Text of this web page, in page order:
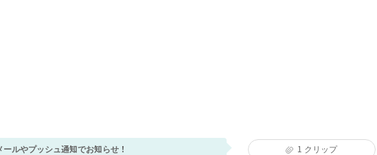
ルやプッシュ通知でお知らせ！ 1 クリップ